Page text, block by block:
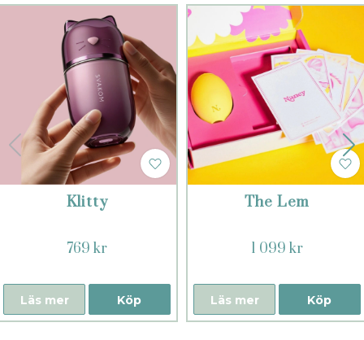
Klitty
769 kr
Köp
Läs mer
The Lem
1 099 kr
Köp
Läs mer